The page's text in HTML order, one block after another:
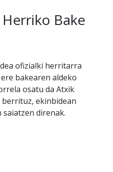
Bake
ofizialki herritarra
bakearen aldeko
osatu da Atxik
ekinbidean
direnak.